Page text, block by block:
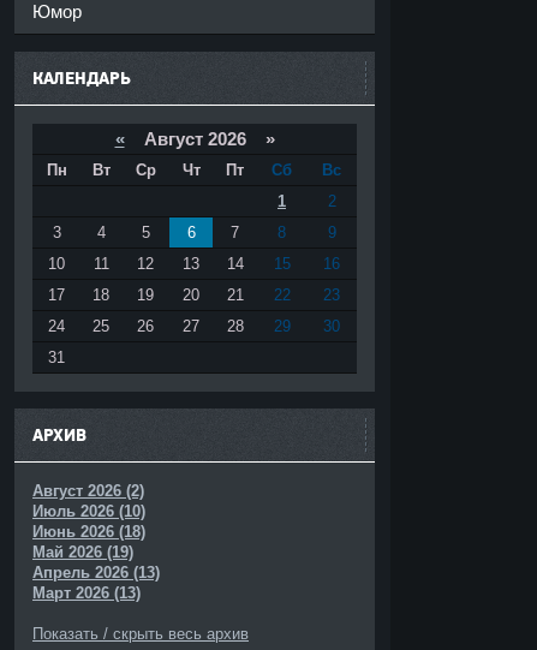
Юмор
КАЛЕНДАРЬ
«Август 2026 »
Пн Вт Ср Чт Пт Сб
Вс
1
2
3
4 5 6 7 8
9
10
11 12 13 14 15
16
17
18 19 20 21 22
23
24
25 26 27 28 29
30
31
АРХИВ
Август 2026 (2)
Июль 2026 (10)
Июнь 2026 (18)
Май 2026 (19)
Апрель 2026 (13)
Март 2026 (13)
Показать / скрыть весь архив